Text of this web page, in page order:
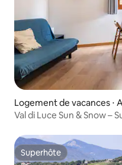
Logement de vacances ⋅
Val di Luce Sun & Snow –
Superhôte
Superhôte